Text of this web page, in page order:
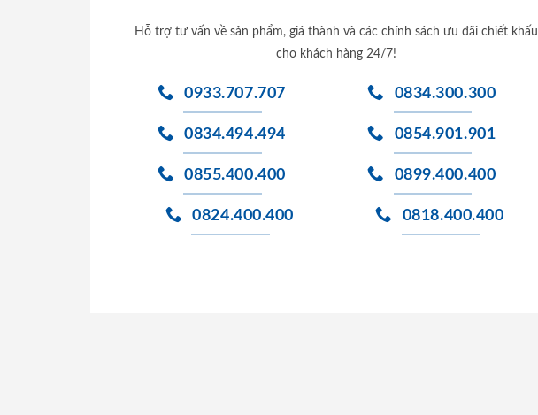
Hỗ trợ tư vấn về sản phẩm, giá thành và các chính sách ưu đãi chiết khấu
cho khách hàng 24/7!
0933.707.707
0834.494.494
0855.400.400
0824.400.400
0834.300.300
0854.901.901
0899.400.400
0818.400.400